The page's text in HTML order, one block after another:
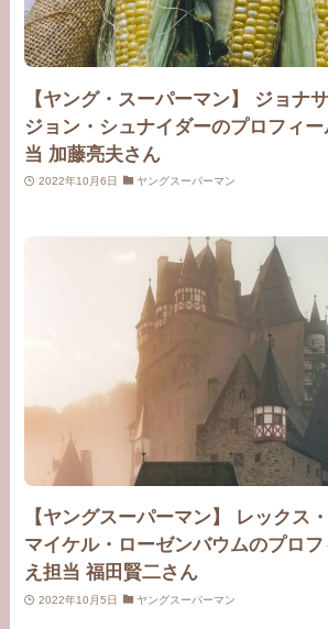
【ヤング・スーパーマン】 ジョナ
ジョン・シュナイダーのプロフィ
当 加藤亮夫さん
2022年10月6日 ヤングスーパーマン
【ヤングスーパーマン】 レックス
マイケル・ローゼンバウムのプロ
え担当 福田賢二さん
2022年10月5日 ヤングスーパーマン